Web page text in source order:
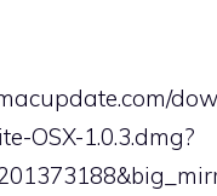
OSX-1.0.3.dmg?